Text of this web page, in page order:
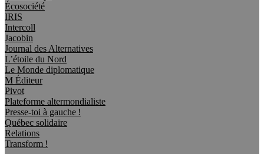
Écosociété
IRIS
Intercoll
Jacobin
Journal des Alternatives
L’étoile du Nord
Le Monde diplomatique
M Éditeur
Pivot
Plateforme altermondialiste
Presse-toi à gauche !
Québec solidaire
Relations
Transform !